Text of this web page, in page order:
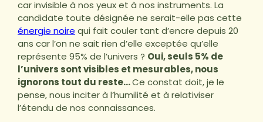
car invisible à nos yeux et à nos instruments. La
candidate toute désignée ne serait-elle pas cette
énergie noire qui fait couler tant d’encre depuis 20
ans car l’on ne sait rien d’elle exceptée qu’elle
représente 95% de l’univers ? Oui, seuls 5% de
l’univers sont visibles et mesurables, nous
ignorons tout du reste…Ce constat doit, je le
pense, nous inciter à l’humilité et à relativiser
l’étendu de nos connaissances.